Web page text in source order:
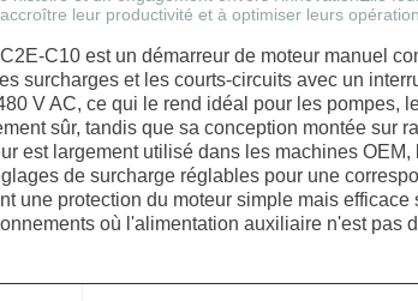
leur productivité et à optimiser leurs
C10 est un démarreur de moteur manuel
surcharges et les courts-circuits avec un
V AC, ce qui le rend idéal pour les
sûr, tandis que sa conception montée sur
est largement utilisé dans les machines
de surcharge réglables pour une
une protection du moteur simple mais
où l'alimentation auxiliaire n'est pas